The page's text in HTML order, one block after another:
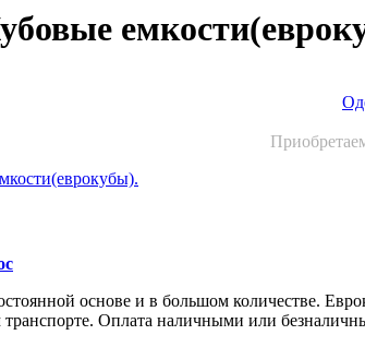
основе и в большом количестве.
транспорте. Оплата наличными или